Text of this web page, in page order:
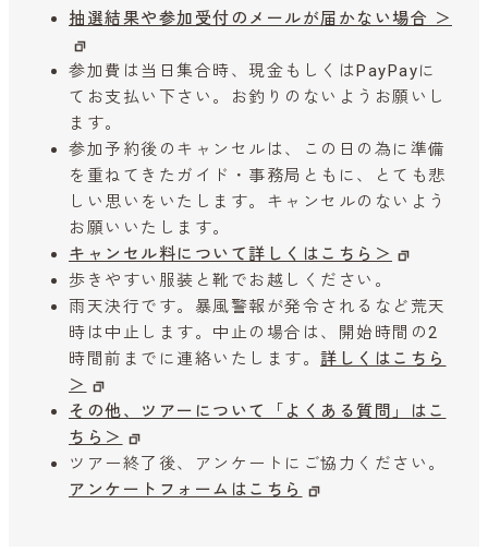
抽選結果や参加受付のメールが届かない場合 ＞
参加費は当日集合時、現金もしくはPayPayに
てお支払い下さい。お釣りのないようお願いし
ます。
参加予約後のキャンセルは、この日の為に準備
を重ねてきたガイド・事務局ともに、とても悲
しい思いをいたします。キャンセルのないよう
お願いいたします。
キャンセル料について詳しくはこちら＞
歩きやすい服装と靴でお越しください。
雨天決行です。暴風警報が発令されるなど荒天
時は中止します。中止の場合は、開始時間の2
時間前までに連絡いたします。 詳しくはこちら
＞
その他、ツアーについて「よくある質問」はこ
ちら＞
ツアー終了後、アンケートにご協力ください。
アンケートフォームはこちら